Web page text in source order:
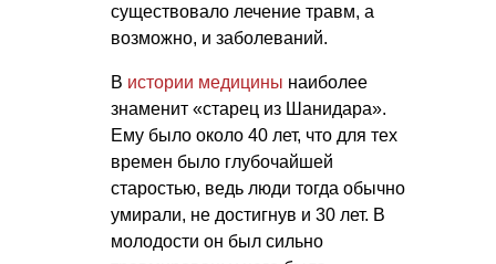
существовало лечение травм, а
возможно, и заболеваний.
В истории медицины наиболее
знаменит «старец из Шанидара».
Ему было около 40 лет, что для тех
времен было глубочайшей
старостью, ведь люди тогда обычно
умирали, не достигнув и 30 лет. В
молодости он был сильно